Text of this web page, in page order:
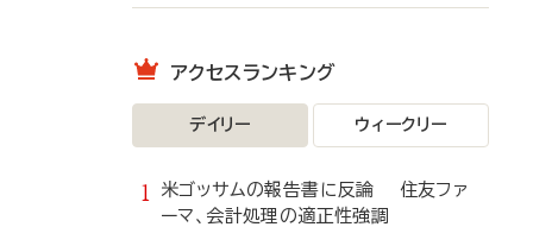
アクセスランキング
デイリー ウィークリー
米ゴッサムの報告書に反論 住友ファ
ーマ、会計処理の適正性強調